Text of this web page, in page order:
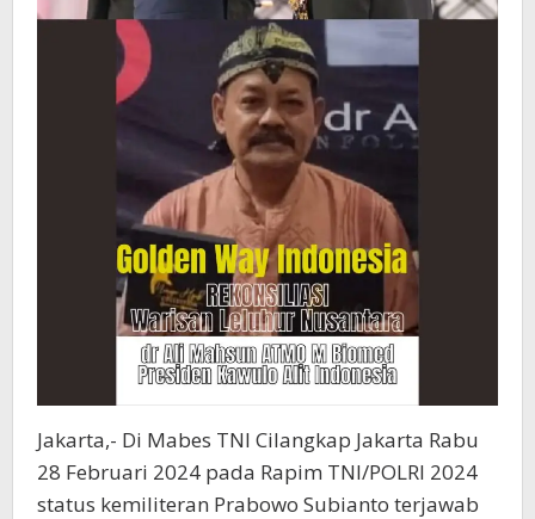
Jakarta,- Di Mabes TNI Cilangkap Jakarta Rabu
28 Februari 2024 pada Rapim TNI/POLRI 2024
status kemiliteran Prabowo Subianto terjawab